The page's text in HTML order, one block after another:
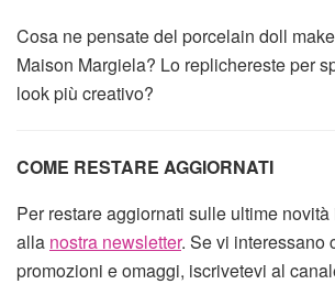
Cosa ne pensate del porcelain doll
Maison Margiela? Lo replichereste per
look più creativo?
COME RESTARE AGGIORNATI
Per restare aggiornati sulle ultime
alla nostra newsletter. Se vi interessano
promozioni e omaggi, iscrivetevi al